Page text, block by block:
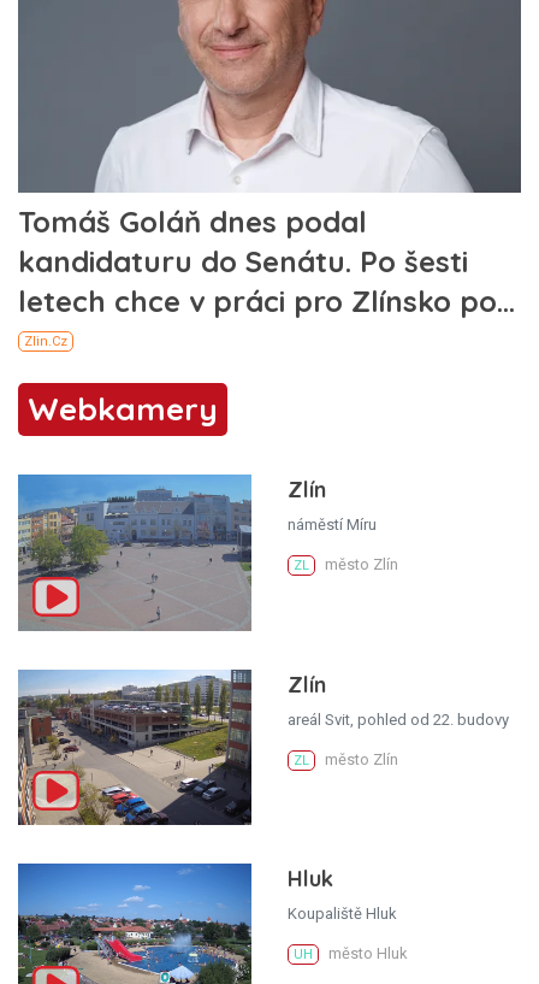
Webkamery
Zlín
náměstí Míru
ZL město Zlín
Zlín
areál Svit, pohled od 22. budovy
ZL město Zlín
Hluk
Koupaliště Hluk
UH město Hluk